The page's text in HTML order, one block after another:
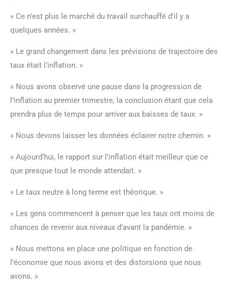
« Ce n’est plus le marché du travail surchauffé d’il y a
quelques années. »
« Le grand changement dans les prévisions de trajectoire des
taux était l’inflation. »
« Nous avons observé une pause dans la progression de
l’inflation au premier trimestre, la conclusion étant que cela
prendra plus de temps pour arriver aux baisses de taux. »
« Nous devons laisser les données éclairer notre chemin. »
« Aujourd’hui, le rapport sur l’inflation était meilleur que ce
que presque tout le monde attendait. »
« Le taux neutre à long terme est théorique. »
« Les gens commencent à penser que les taux ont moins de
chances de revenir aux niveaux d’avant la pandémie. »
« Nous mettons en place une politique en fonction de
l’économie que nous avons et des distorsions que nous
avons. »